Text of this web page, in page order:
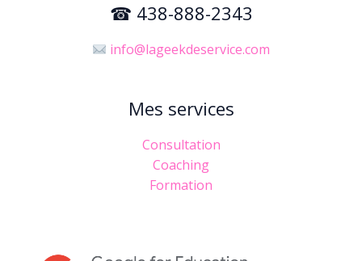
☎ 438-888-2343
info@lageekdeservice.com
Mes services
Consultation
Coaching
Formation